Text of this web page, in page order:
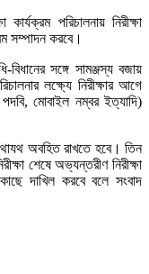
পরিচালনায় নিরীক্ষা
সম্পাদন করবে।
সঙ্গে সামঞ্জস্য বজায়
লক্ষ্যে নিরীক্ষার আগে
মোবাইল নম্বর ইত্যাদি)
অবহিত রাখতে হবে। তিন
শেষে অভ্যন্তরীণ নিরীক্ষা
দাখিল করবে বলে সংবাদ